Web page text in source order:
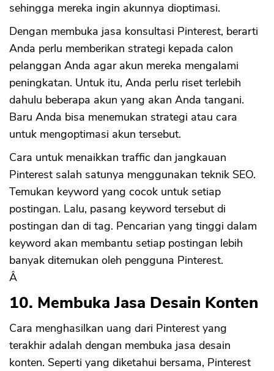
sehingga mereka ingin akunnya dioptimasi.
Dengan membuka jasa konsultasi Pinterest, berarti
Anda perlu memberikan strategi kepada calon
pelanggan Anda agar akun mereka mengalami
peningkatan. Untuk itu, Anda perlu riset terlebih
dahulu beberapa akun yang akan Anda tangani.
Baru Anda bisa menemukan strategi atau cara
untuk mengoptimasi akun tersebut.
Cara untuk menaikkan traffic dan jangkauan
Pinterest salah satunya menggunakan teknik SEO.
Temukan keyword yang cocok untuk setiap
postingan. Lalu, pasang keyword tersebut di
postingan dan di tag. Pencarian yang tinggi dalam
keyword akan membantu setiap postingan lebih
banyak ditemukan oleh pengguna Pinterest.
Â
10. Membuka Jasa Desain Konten
Cara menghasilkan uang dari Pinterest yang
terakhir adalah dengan membuka jasa desain
konten. Seperti yang diketahui bersama, Pinterest